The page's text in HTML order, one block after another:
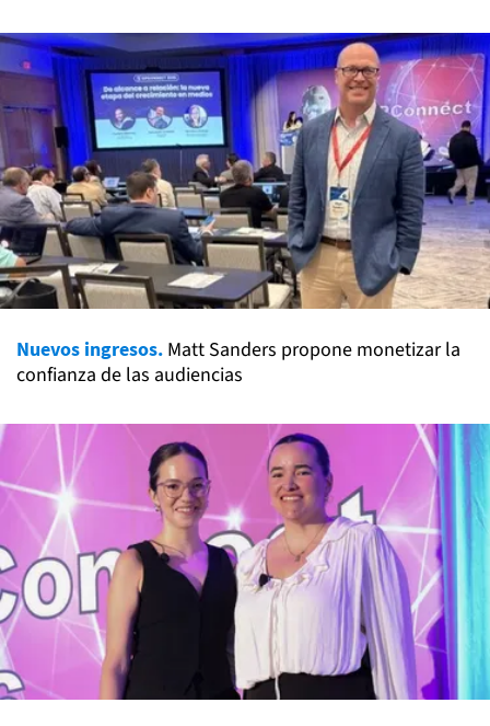
Nuevos ingresos. Matt Sanders propone monetizar la
confianza de las audiencias